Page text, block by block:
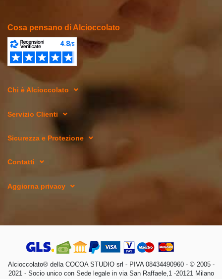
Cosa pensano di Alcioccolato
Chi è Alcioccolato
Servizio Clienti
Sicurezza e Protezione
Contatti
Aggiorna privacy
Alcioccolato® della COCOA STUDIO srl - PIVA 08434490960 - © 2005 -
2021 - Socio unico con Sede legale in via San Raffaele,1 -20121 Milano